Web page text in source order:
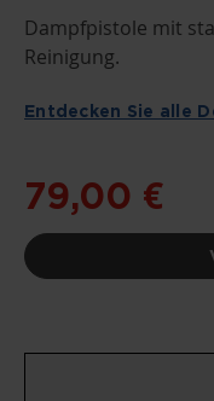
DER
BILDGALERIE
SPRINGEN
Dampfpistole mit
Reinigung.
Entdecken Sie alle
79,00 €